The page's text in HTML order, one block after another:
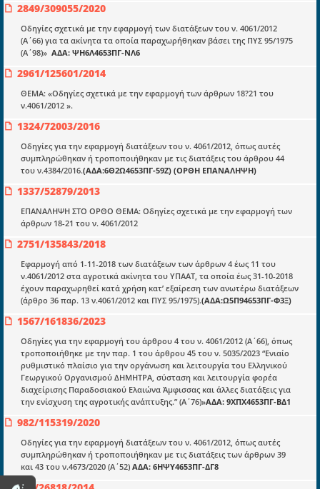
2849/309055/2020
Οδηγίες σχετικά με την εφαρμογή των διατάξεων του ν. 4061/2012
(Α΄66) για τα ακίνητα τα οποία παραχωρήθηκαν βάσει της ΠΥΣ 95/1975
(Α΄98)» ΑΔΑ: ΨΗ6Λ4653ΠΓ-ΝΛ6
2961/125601/2014
ΘΕΜΑ: «Οδηγίες σχετικά με την εφαρμογή των άρθρων 18?21 του
ν.4061/2012 ».
1324/72003/2016
Οδηγίες για την εφαρμογή διατάξεων του ν. 4061/2012, όπως αυτές
συμπληρώθηκαν ή τροποποιήθηκαν με τις διατάξεις του άρθρου 44
του ν.4384/2016.(ΑΔΑ:6Θ2Ω4653ΠΓ-59Ζ) (ΟΡΘΗ ΕΠΑΝΑΛΗΨΗ)
1337/52879/2013
ΕΠΑΝΑΛΗΨΗ ΣΤΟ ΟΡΘΟ ΘΕΜΑ: Οδηγίες σχετικά με την εφαρμογή των
άρθρων 18-21 του ν. 4061/2012
2751/135843/2018
Εφαρμογή από 1-11-2018 των διατάξεων των άρθρων 4 έως 11 του
ν.4061/2012 στα αγροτικά ακίνητα του ΥΠΑΑΤ, τα οποία έως 31-10-2018
έχουν παραχωρηθεί κατά χρήση κατ’ εξαίρεση των ανωτέρω διατάξεων
(άρθρο 36 παρ. 13 ν.4061/2012 και ΠΥΣ 95/1975).(ΑΔΑ:Ω5Π94653ΠΓ-Φ3Ξ)
1567/161836/2023
Οδηγίες για την εφαρμογή του άρθρου 4 του ν. 4061/2012 (Α΄66), όπως
τροποποιήθηκε με την παρ. 1 του άρθρου 45 του ν. 5035/2023 “Ενιαίο
ρυθμιστικό πλαίσιο για την οργάνωση και λειτουργία του Ελληνικού
Γεωργικού Οργανισμού ΔΗΜΗΤΡΑ, σύσταση και λειτουργία φορέα
διαχείρισης Παραδοσιακού Ελαιώνα Άμφισσας και άλλες διατάξεις για
την ενίσχυση της αγροτικής ανάπτυξης.” (Α΄76)»ΑΔΑ: 9ΧΠΧ4653ΠΓ-ΒΔ1
982/115319/2020
Οδηγίες για την εφαρμογή διατάξεων του ν. 4061/2012, όπως αυτές
συμπληρώθηκαν ή τροποποιήθηκαν με τις διατάξεις των άρθρων 39
και 43 του ν.4673/2020 (A΄52) ΑΔΑ: 6ΗΨΥ4653ΠΓ-ΔΓ8
Ποιοί είμαστε;
Μια πολυετής εθελοντική προσπάθεια που
μετατράπηκε σε επιχειρηματική οντότητα και φιλοδοξεί να συμβάλλει
Ενότητες
Επικαιρότητα
E-book
Οδηγοί εκκαθάρισης
Υπουργικές αποφάσεις
Νομολογία και Γνωμοδοτήσεις ΝΣΚ
Πληροφορίες
Είσοδος
Εγγραφή
Οδηγίες Εγγραφής
Οροι χρησης ιστοτοπου